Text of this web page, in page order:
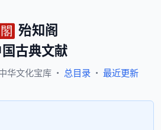
殆知阁
古典文献
华文化宝库 · 总目录 · 最近更新